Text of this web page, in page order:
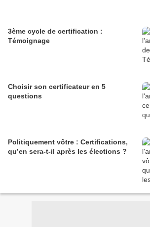
3ème cycle de certification :
Témoignage
Choisir son certificateur en 5
questions
Politiquement vôtre : Certifications,
qu’en sera-t-il après les élections ?